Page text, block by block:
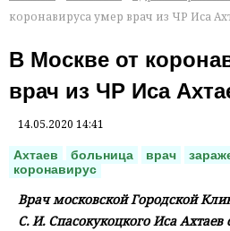
коронавируса умер врач из ЧР Иса
В Москве от
врач из ЧР Иса
14.05.2020 14:41
Ахтаев больница врач
коронавирус
Врач московской Городской
С. И. Спасокукоцкого Иса Ахтаев